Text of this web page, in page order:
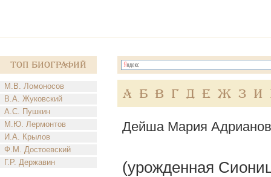
Топ Биографий
М.В. Ломоносов
В.А. Жуковский
А.С. Пушкин
М.Ю. Лермонтов
И.А. Крылов
Ф.М. Достоевский
Г.Р. Державин
А Б В Г Д Е Ж З И
Дейша Мария
(урожденная